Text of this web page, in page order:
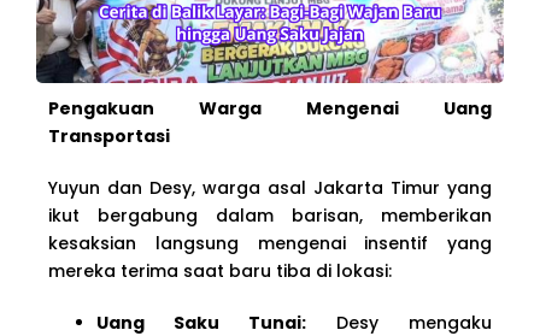
Pengakuan Warga Mengenai Uang
Transportasi
Yuyun dan Desy, warga asal Jakarta Timur yang
ikut bergabung dalam barisan, memberikan
kesaksian langsung mengenai insentif yang
mereka terima saat baru tiba di lokasi:
Uang Saku Tunai: Desy mengaku